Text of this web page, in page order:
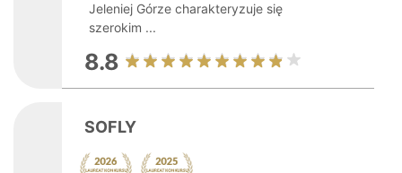
Jeleniej Górze charakteryzuje się
szerokim ...
8.8
SOFLY